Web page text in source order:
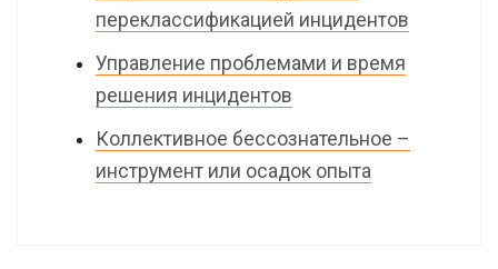
переклассификацией инцидентов
Управление проблемами и время
решения инцидентов
Коллективное бессознательное –
инструмент или осадок опыта